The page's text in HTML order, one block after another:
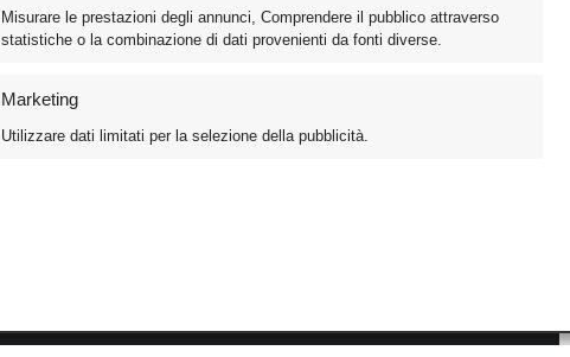
Misurare le prestazioni degli annunci, Comprendere il pubblico attraverso
statistiche o la combinazione di dati provenienti da fonti diverse.
Marketing
Utilizzare dati limitati per la selezione della pubblicità.